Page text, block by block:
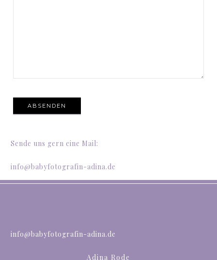
Sende uns gern eine Mail:
info@babyfotografin-adina.de
info@babyfotografin-adina.de
Adina Rode